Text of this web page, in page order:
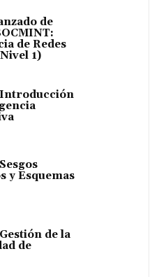
de
de Redes
1)
Introducción
y Esquemas
de la
de